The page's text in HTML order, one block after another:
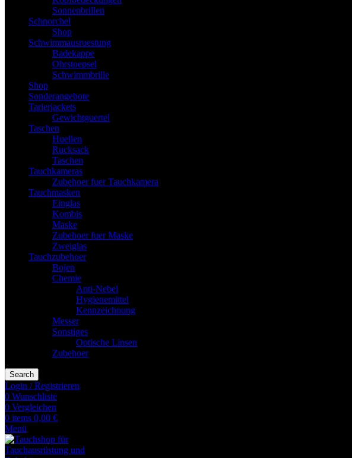
Sonnenbrillen
Schnorchel
Shop
Schwimmausruestung
Badekappe
Ohrstoepsel
Schwimmbrille
Shop
Sonderangebote
Tarierjackets
Gewichtguertel
Taschen
Huellen
Rucksack
Taschen
Tauchkameras
Zubehoer fuer Tauchkamera
Tauchmasken
Einglas
Kombis
Maske
Zubehoer fuer Maske
Zweiglas
Tauchzubehoer
Bojen
Chemie
Anti-Nebel
Hygienemittel
Kennzeichnung
Messer
Sonstiges
Optische Linsen
Zubehoer
Search
Login / Registrieren
0 Wunschliste
0 Vergleichen
0 items 0,00 €
Menü